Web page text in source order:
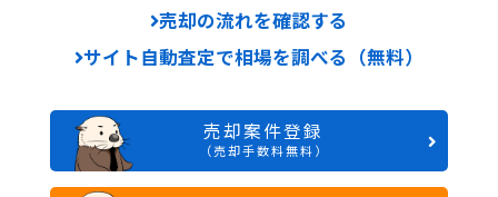
売却の流れを確認する
サイト自動査定で相場を調べる（無料）
売却案件登録
（売却手数料無料）